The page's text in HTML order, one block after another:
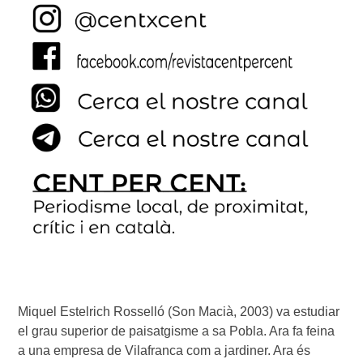
Miquel Estelrich Rosselló (Son Macià, 2003) va estudiar
el grau superior de paisatgisme a sa Pobla. Ara fa feina
a una empresa de Vilafranca com a jardiner. Ara és